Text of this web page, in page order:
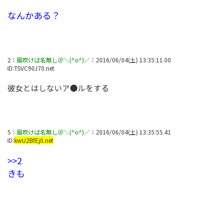
なんかある？
2 ： 風吹けば名無し＠＼(^o^)／ ： 2016/06/04(土) 13:35:11.00
ID:TSVC90J70.net
彼女とはしないア●ルをする
5 ： 風吹けば名無し＠＼(^o^)／ ： 2016/06/04(土) 13:35:55.41
ID:kwU2BfEj0.net
>>2
きも